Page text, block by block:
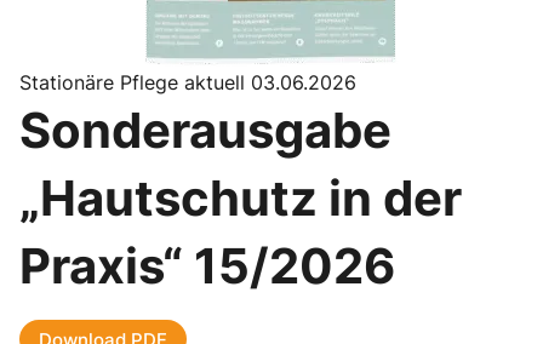
Stationäre Pflege aktuell 03.06.2026
Sonderausgabe
„Hautschutz in der
Praxis“ 15/2026
Download PDF